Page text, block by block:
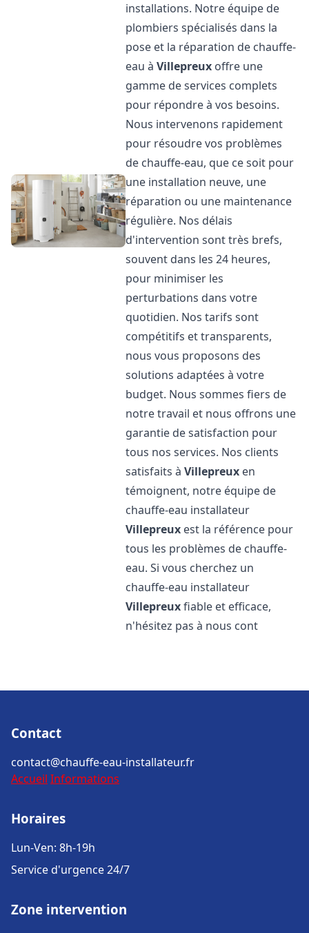
installations. Notre équipe de
plombiers spécialisés dans la
pose et la réparation de chauffe-
eau àVillepreux offre une
gamme de services complets
pour répondre à vos besoins.
Nous intervenons rapidement
pour résoudre vos problèmes
de chauffe-eau, que ce soit pour
une installation neuve, une
réparation ou une maintenance
régulière. Nos délais
d'intervention sont très brefs,
souvent dans les 24 heures,
pour minimiser les
perturbations dans votre
quotidien. Nos tarifs sont
compétitifs et transparents,
nous vous proposons des
solutions adaptées à votre
budget. Nous sommes fiers de
notre travail et nous offrons une
garantie de satisfaction pour
tous nos services. Nos clients
satisfaits àVillepreux en
témoignent, notre équipe de
chauffe-eau installateur
Villepreux est la référence pour
tous les problèmes de chauffe-
eau. Si vous cherchez un
chauffe-eau installateur
Villepreuxfiable et efficace,
n'hésitez pas à nous cont
Contact
contact@chauffe-eau-installateur.fr
Accueil Informations
Horaires
Lun-Ven: 8h-19h
Service d'urgence 24/7
Zone intervention